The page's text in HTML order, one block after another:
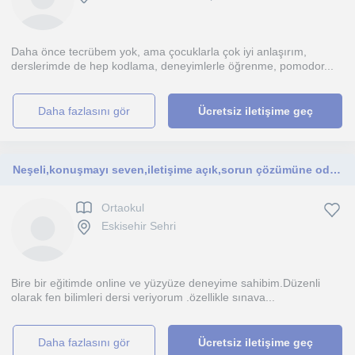
Daha önce tecrübem yok, ama çocuklarla çok iyi anlaşırım,
derslerimde de hep kodlama, deneyimlerle öğrenme, pomodor...
daha fazlasını gör Ücretsiz iletişime geç
Neşeli,konuşmayı seven,iletişime açık,sorun çözümüne odaklı,derslerim ortaokul ve ilkokul öğrencilerine odaklı
Ortaokul
Eskisehir Sehri
Bire bir eğitimde online ve yüzyüze deneyime sahibim.Düzenli
olarak fen bilimleri dersi veriyorum .özellikle sınava...
daha fazlasını gör Ücretsiz iletişime geç